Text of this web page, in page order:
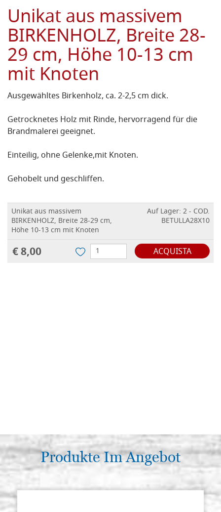
Unikat aus massivem
BIRKENHOLZ, Breite 28-
29 cm, Höhe 10-13 cm
mit Knoten
Ausgewähltes Birkenholz, ca. 2-2,5 cm dick.
Getrocknetes Holz mit Rinde, hervorragend für die
Brandmalerei geeignet.
Einteilig, ohne Gelenke,mit Knoten.
Gehobelt und geschliffen.
Unikat aus massivem
BIRKENHOLZ, Breite 28-29 cm,
Höhe 10-13 cm mit Knoten
Auf Lager: 2 - COD.
BETULLA28X10
€ 8,00 ACQUISTA
Produkte Im Angebot